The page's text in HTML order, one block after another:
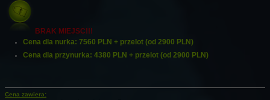
BRAK MIEJSC!!!
Cena dla nurka: 7560 PLN + przelot (od 2900 PLN)
Cena dla przynurka: 4380 PLN + przelot (od 2900 PLN)
Cena zawiera: